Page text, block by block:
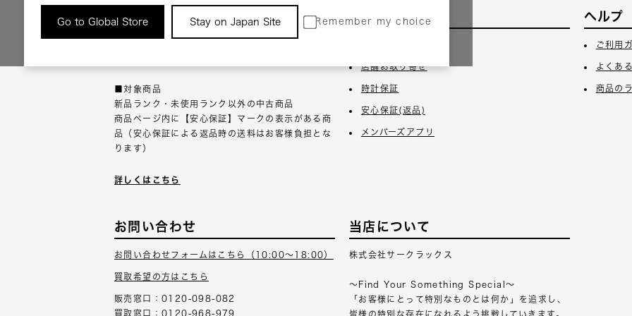
Go to Global Store Stay on Japan Site Remember my choice
返品について
■対象商品
新品ランク・未使用ランク以外の中古商品
商品ページ内に【安心保証】マークの表示がある商
品（安心保証による返品時の送料はお客様負担とな
ります）
詳しくはこちら
サービス
店舗お取り寄せ
時計保証
安心保証(返品)
メンバーズアプリ
ヘルプ
ご利用
よくあ
商品の
お問い合わせ
お問い合わせフォームはこちら（10:00～18:00）
買取希望の方はこちら
販売窓口：0120-098-082
買取窓口：0120-968-979
当店について
株式会社サークラックス
～Find Your Something Special～
「お客様にとって特別なものとは何か」を追求し、
皆様の特別な存在になれるよう挑戦していきます。